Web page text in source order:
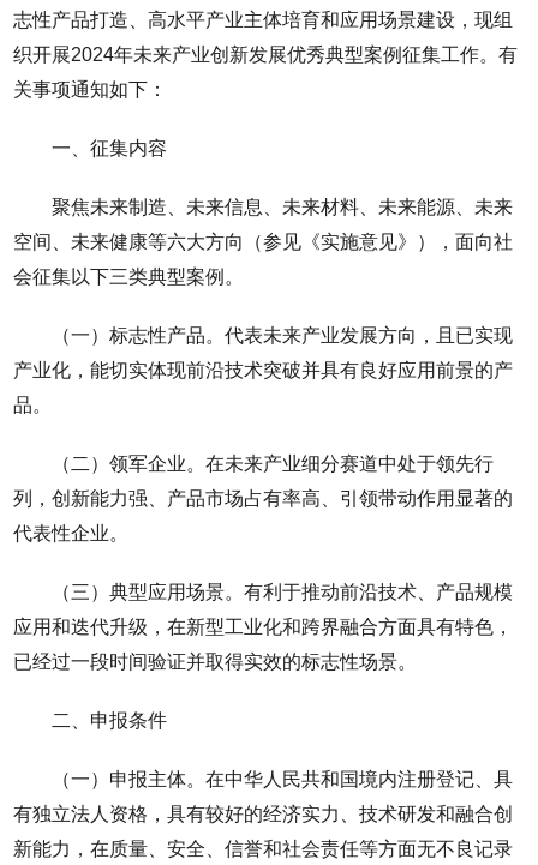
志性产品打造、高水平产业主体培育和应用场景建设，现组
织开展2024年未来产业创新发展优秀典型案例征集工作。有
关事项通知如下：
一、征集内容
聚焦未来制造、未来信息、未来材料、未来能源、未来
空间、未来健康等六大方向（参见《实施意见》），面向社
会征集以下三类典型案例。
（一）标志性产品。代表未来产业发展方向，且已实现
产业化，能切实体现前沿技术突破并具有良好应用前景的产
品。
（二）领军企业。在未来产业细分赛道中处于领先行
列，创新能力强、产品市场占有率高、引领带动作用显著的
代表性企业。
（三）典型应用场景。有利于推动前沿技术、产品规模
应用和迭代升级，在新型工业化和跨界融合方面具有特色，
已经过一段时间验证并取得实效的标志性场景。
二、申报条件
（一）申报主体。在中华人民共和国境内注册登记、具
有独立法人资格，具有较好的经济实力、技术研发和融合创
新能力，在质量、安全、信誉和社会责任等方面无不良记录